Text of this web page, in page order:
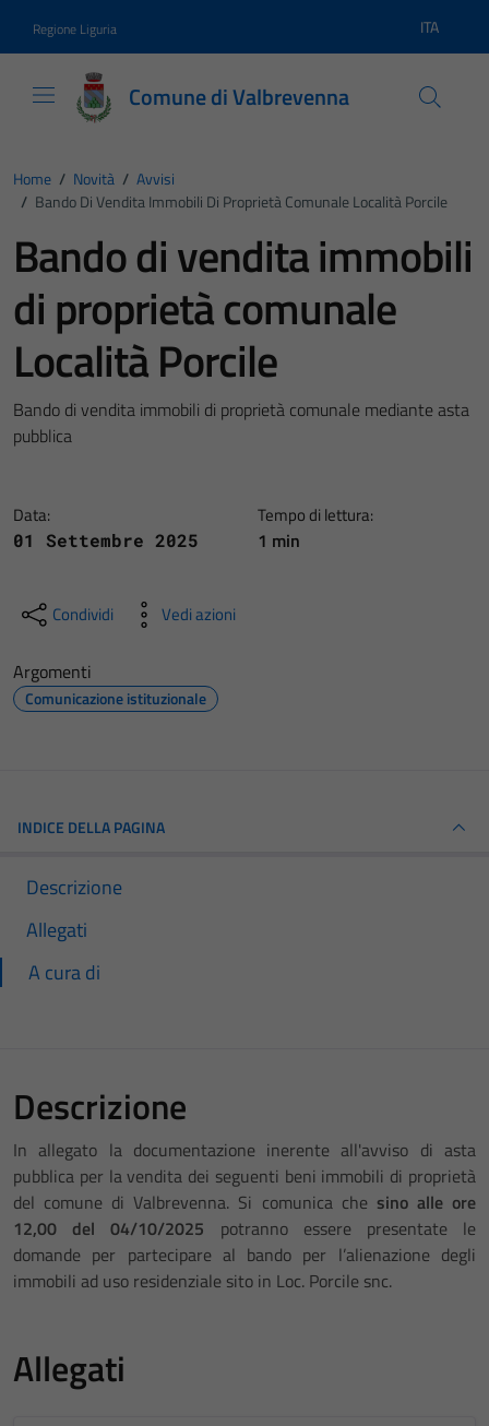
Regione Liguria Lingua
ITA
Comune di Valbrevenna
Home / Novità / Avvisi
/ Bando Di Vendita Immobili Di Proprietà Comunale Località Porcile
Bando di vendita immobili
di proprietà comunale
Località Porcile
Bando di vendita immobili di proprietà comunale mediante asta
pubblica
Data:
01 Settembre 2025
Tempo di lettura:
1 min
Condividi Vedi azioni
Argomenti
Comunicazione istituzionale
INDICE DELLA PAGINA
Descrizione
Allegati
A cura di
Descrizione
In allegato la documentazione inerente all'avviso di asta
pubblica per la vendita dei seguenti beni immobili di proprietà
del comune di Valbrevenna. Si comunica che sino alle ore
12,00 del 04/10/2025 potranno essere presentate le
domande per partecipare al bando per l’alienazione degli
immobili ad uso residenziale sito in Loc. Porcile snc.
Allegati